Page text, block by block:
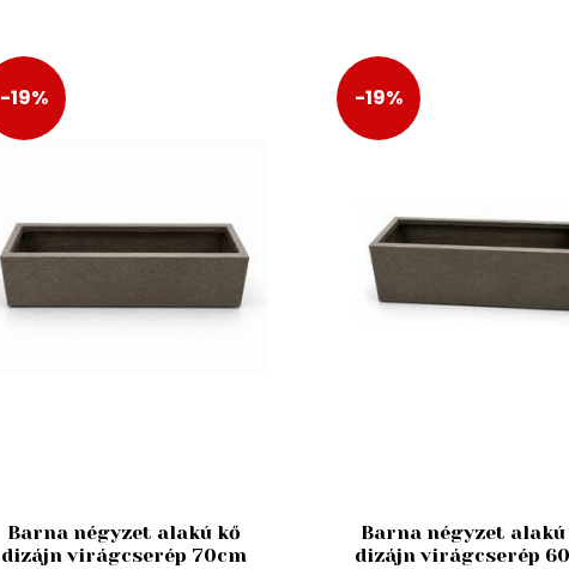
-19%
Barna négyzet alakú kő
dizájn virágcserép 70cm
-19%
Barna négyzet alakú
dizájn virágcserép